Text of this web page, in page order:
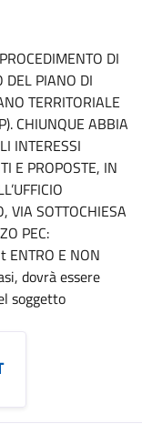
DI
DEL PIANO DI
TERRITORIALE
CHIUNQUE ABBIA
INTERESSI
E PROPOSTE, IN
VIA SOTTOCHIESA
PEC:
E NON
dovrà essere
soggetto